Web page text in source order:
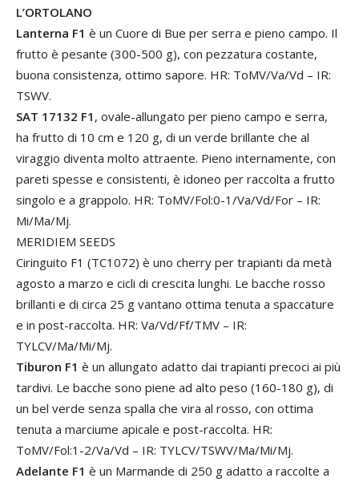
L’ORTOLANO
Lanterna F1 è un Cuore di Bue per serra e pieno campo. Il
frutto è pesante (300-500 g), con pezzatura costante,
buona consistenza, ottimo sapore. HR: ToMV/Va/Vd – IR:
TSWV.
SAT 17132 F1 , ovale-allungato per pieno campo e serra,
ha frutto di 10 cm e 120 g, di un verde brillante che al
viraggio diventa molto attraente. Pieno internamente, con
pareti spesse e consistenti, è idoneo per raccolta a frutto
singolo e a grappolo. HR: ToMV/Fol:0-1/Va/Vd/For – IR:
Mi/Ma/Mj.
MERIDIEM SEEDS
Ciringuito F1 (TC1072) è uno cherry per trapianti da metà
agosto a marzo e cicli di crescita lunghi. Le bacche rosso
brillanti e di circa 25 g vantano ottima tenuta a spaccature
e in post-raccolta. HR: Va/Vd/Ff/TMV – IR:
TYLCV/Ma/Mi/Mj.
Tiburon F1 è un allungato adatto dai trapianti precoci ai più
tardivi. Le bacche sono piene ad alto peso (160-180 g), di
un bel verde senza spalla che vira al rosso, con ottima
tenuta a marciume apicale e post-raccolta. HR:
ToMV/Fol:1-2/Va/Vd – IR: TYLCV/TSWV/Ma/Mi/Mj.
Adelante F1 è un Marmande di 250 g adatto a raccolte a